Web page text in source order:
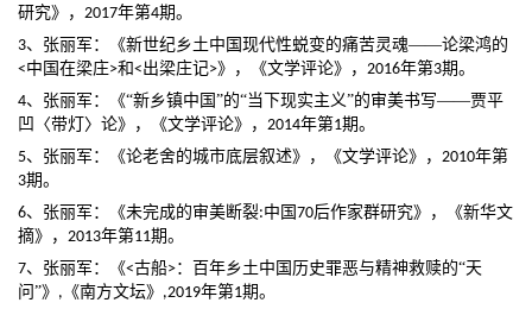
研究》， 2017年第4期。
3、张丽军：《新世纪乡土中国现代性蜕变的痛苦灵魂——论梁鸿的
<中国在梁庄>和<出梁庄记>》，《文学评论》， 2016年第3期。
4、张丽军：《“新乡镇中国”的“当下现实主义”的审美书写——贾平
凹〈带灯〉论》，《文学评论》， 2014年第1期。
5、张丽军：《论老舍的城市底层叙述》， 《文学评论》， 2010年第
3期。
6、张丽军：《未完成的审美断裂:中国70后作家群研究》，《新华文
摘》， 2013年第11期。
7、张丽军：《<古船>：百年乡土中国历史罪恶与精神救赎的“天
问”》 , 《南方文坛》 ,2019年第1期。